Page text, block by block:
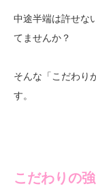
中途半端は許せな
てませんか？
そんな「こだわり
す。
こだわりの